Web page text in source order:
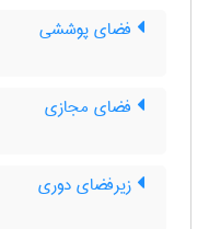
فضای پوششی
فضای مجازی
زیرفضای دوری